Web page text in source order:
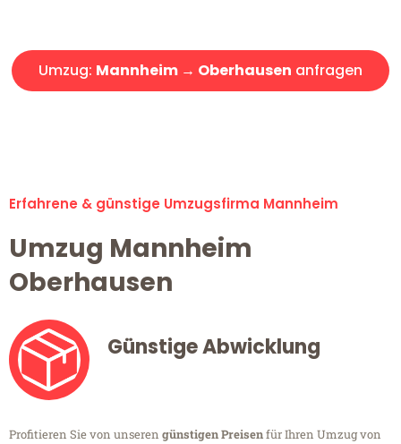
Umzug: Mannheim → Oberhausen anfragen
Erfahrene & günstige Umzugsfirma Mannheim
Umzug Mannheim
Oberhausen
Günstige Abwicklung
Profitieren Sie von unseren günstigen Preisenfür Ihren Umzug von